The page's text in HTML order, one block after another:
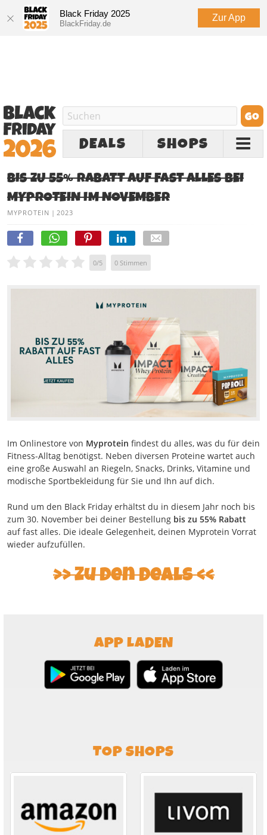
Black Friday 2025
BlackFriday.de
Zur App
DEALS SHOPS
BIS ZU 55% RABATT AUF FAST ALLES BEI
MYPROTEIN IM NOVEMBER
MYPROTEIN | 2023
0/5 0 Stimmen
Im Onlinestore von Myprotein findest du alles, was du für dein
Fitness-Alltag benötigst. Neben diversen Proteine wartet auch
eine große Auswahl an Riegeln, Snacks, Drinks, Vitamine und
modische Sportbekleidung für Sie und Ihn auf dich.
Rund um den Black Friday erhältst du in diesem Jahr noch bis
zum 30. November bei deiner Bestellung bis zu 55% Rabatt
auf fast alles. Die ideale Gelegenheit, deinen Myprotein Vorrat
wieder aufzufüllen.
Zu den Deals
APP LADEN
TOP SHOPS